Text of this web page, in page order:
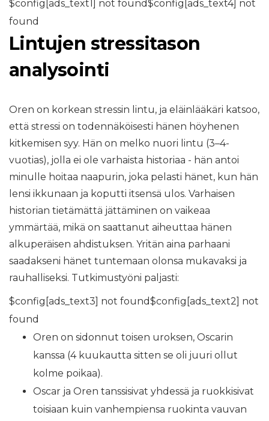
$config[ads_text1] not found$config[ads_text4] not
found
Lintujen stressitason
analysointi
Oren on korkean stressin lintu, ja eläinlääkäri katsoo,
että stressi on todennäköisesti hänen höyhenen
kitkemisen syy. Hän on melko nuori lintu (3–4-
vuotias), jolla ei ole varhaista historiaa - hän antoi
minulle hoitaa naapurin, joka pelasti hänet, kun hän
lensi ikkunaan ja koputti itsensä ulos. Varhaisen
historian tietämättä jättäminen on vaikeaa
ymmärtää, mikä on saattanut aiheuttaa hänen
alkuperäisen ahdistuksen. Yritän aina parhaani
saadakseni hänet tuntemaan olonsa mukavaksi ja
rauhalliseksi. Tutkimustyöni paljasti:
$config[ads_text3] not found$config[ads_text2] not
found
Oren on sidonnut toisen uroksen, Oscarin
kanssa (4 kuukautta sitten se oli juuri ollut
kolme poikaa).
Oscar ja Oren tanssisivat yhdessä ja ruokkisivat
toisiaan kuin vanhempiensa ruokinta vauvan